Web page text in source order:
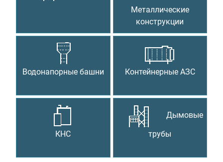
Металлические
конструкции
Водонапорные башни Контейнерные АЗС
КНС
Дымовые
трубы